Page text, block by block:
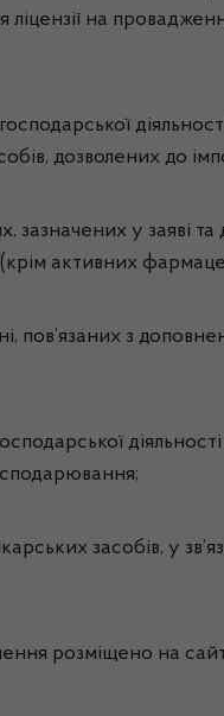
на
дозволених до
зазначених у заяві
(крім активних
з
засобів, у
розміщено на